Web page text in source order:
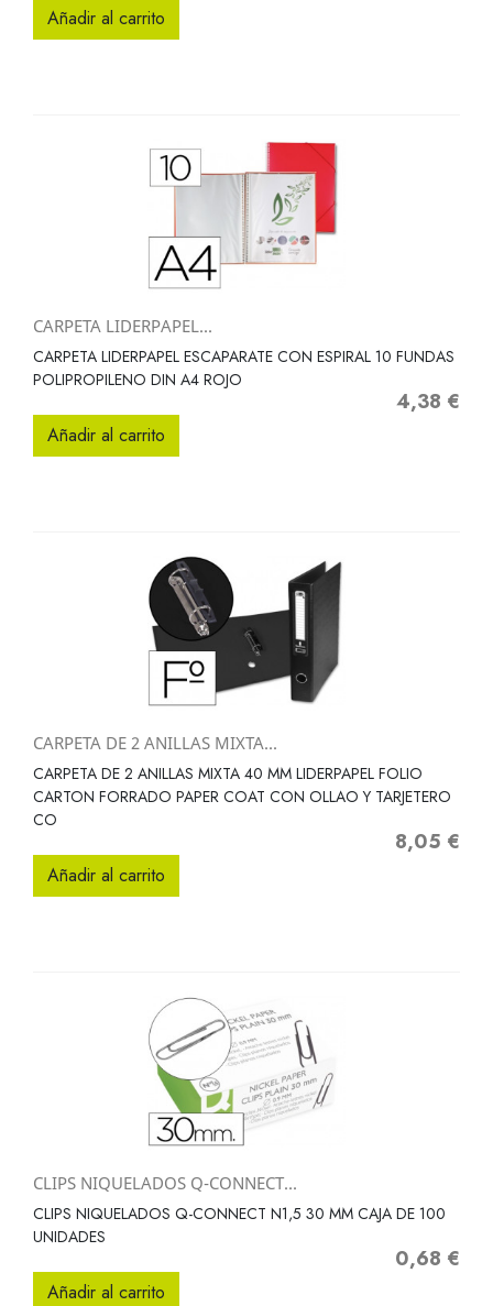
Añadir al carrito
CARPETA LIDERPAPEL...
CARPETA LIDERPAPEL ESCAPARATE CON ESPIRAL 10 FUNDAS
POLIPROPILENO DIN A4 ROJO
Precio
4,38 €
Añadir al carrito
CARPETA DE 2 ANILLAS MIXTA...
CARPETA DE 2 ANILLAS MIXTA 40 MM LIDERPAPEL FOLIO
CARTON FORRADO PAPER COAT CON OLLAO Y TARJETERO
CO
Precio
8,05 €
Añadir al carrito
CLIPS NIQUELADOS Q-CONNECT...
CLIPS NIQUELADOS Q-CONNECT N1,5 30 MM CAJA DE 100
UNIDADES
Precio
0,68 €
Añadir al carrito